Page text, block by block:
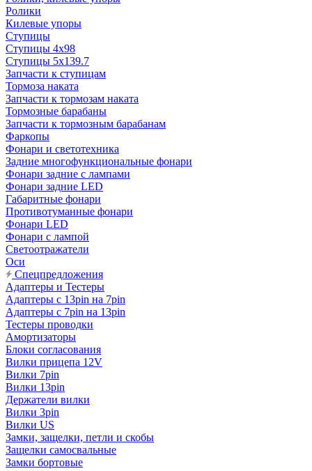
Ролики
Килевые упоры
Ступицы
Ступицы 4x98
Ступицы 5x139.7
Запчасти к ступицам
Тормоза наката
Запчасти к тормозам наката
Тормозные барабаны
Запчасти к тормозным барабанам
Фаркопы
Фонари и светотехника
Задние многофункциональные фонари
Фонари задние с лампами
Фонари задние LED
Габаритные фонари
Противотуманные фонари
Фонари LED
Фонари с лампой
Светоотражатели
Оси
Спецпредложения
Адаптеры и Тестеры
Адаптеры с 13pin на 7pin
Адаптеры с 7pin на 13pin
Тестеры проводки
Амортизаторы
Блоки согласования
Вилки прицепа 12V
Вилки 7pin
Вилки 13pin
Держатели вилки
Вилки 3pin
Вилки US
Замки, защелки, петли и скобы
Защелки самосвальные
Замки бортовые